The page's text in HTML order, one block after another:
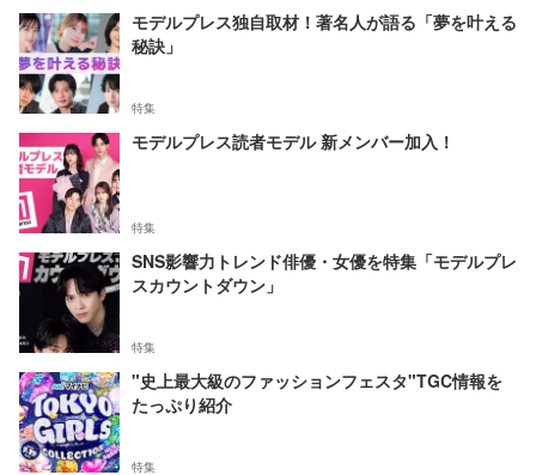
モデルプレス独自取材！著名人が語る「夢を叶える
秘訣」
特集
モデルプレス読者モデル 新メンバー加入！
特集
SNS影響力トレンド俳優・女優を特集「モデルプレ
スカウントダウン」
特集
"史上最大級のファッションフェスタ"TGC情報を
たっぷり紹介
特集